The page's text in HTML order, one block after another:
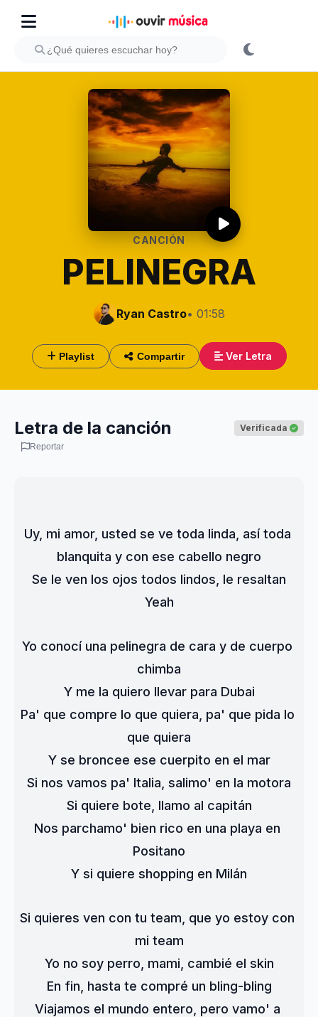
CANCIÓN
PELINEGRA
Ryan Castro• 01:58
Playlist Compartir Ver Letra
Letra de la canción Verificada
Reportar
Uy, mi amor, usted se ve toda linda, así toda
blanquita y con ese cabello negro
Se le ven los ojos todos lindos, le resaltan
Yeah
Yo conocí una pelinegra de cara y de cuerpo
chimba
Y me la quiero llevar para Dubai
Pa' que compre lo que quiera, pa' que pida lo
que quiera
Y se broncee ese cuerpito en el mar
Si nos vamos pa' Italia, salimo' en la motora
Si quiere bote, llamo al capitán
Nos parchamo' bien rico en una playa en
Positano
Y si quiere shopping en Milán
Si quieres ven con tu team, que yo estoy con
mi team
Yo no soy perro, mami, cambié el skin
En fin, hasta te compré un bling-bling
Viajamos el mundo entero, pero vamo' a